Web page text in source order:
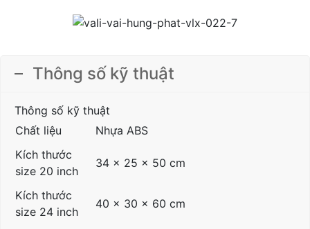
Thông số kỹ thuật
Thông số kỹ thuật
Chất liệu
Nhựa ABS
Kích thước
size 20 inch
34 x 25 x 50 cm
Kích thước
size 24 inch
40 x 30 x 60 cm